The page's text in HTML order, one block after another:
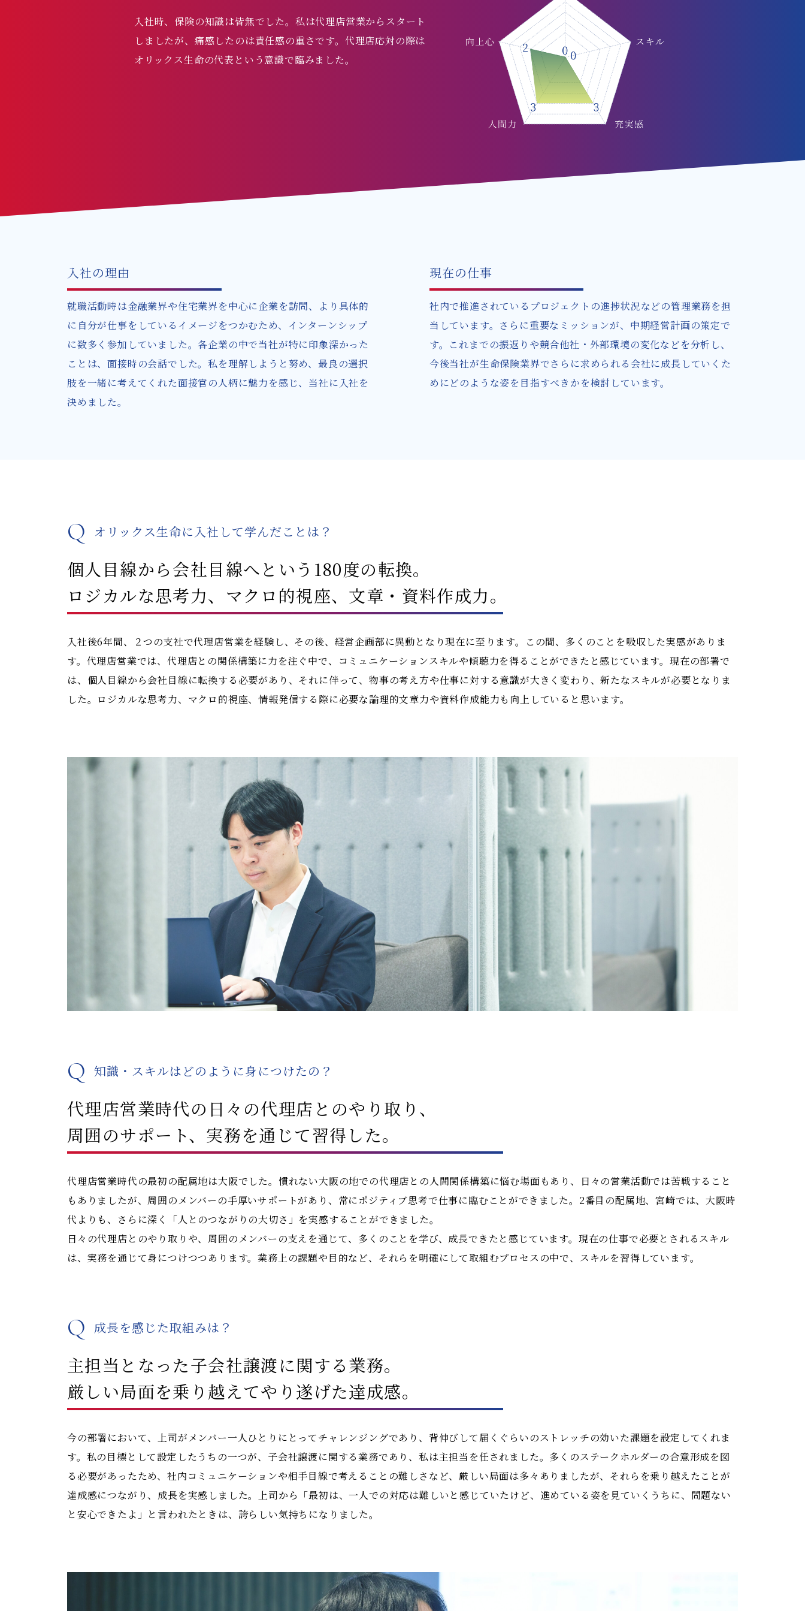
入社時、保険の知識は皆無でした。私は代理店営業からスタート
しましたが、痛感したのは責任感の重さです。代理店応対の際は
オリックス生命の代表という意識で臨みました。
入社の理由
就職活動時は金融業界や住宅業界を中心に企業を訪問、より具体的
に自分が仕事をしているイメージをつかむため、インターンシップ
に数多く参加していました。各企業の中で当社が特に印象深かった
ことは、面接時の会話でした。私を理解しようと努め、最良の選択
肢を一緒に考えてくれた面接官の人柄に魅力を感じ、当社に入社を
決めました。
現在の仕事
社内で推進されているプロジェクトの進捗状況などの管理業務を担
当しています。さらに重要なミッションが、中期経営計画の策定で
す。これまでの振返りや競合他社・外部環境の変化などを分析し、
今後当社が生命保険業界でさらに求められる会社に成長していくた
めにどのような姿を目指すべきかを検討しています。
Q オリックス生命に入社して学んだことは？
個人目線から会社目線へという 180度の転換。
ロジカルな思考力、マクロ的視座、 文章・資料作成力。
入社後6年間、２つの支社で代理店営業を経験し、その後、経営企画部に異動となり現在に至ります。この間、多くのことを吸収した実感がありま
す。代理店営業では、代理店との関係構築に力を注ぐ中で、コミュニケーションスキルや傾聴力を得ることができたと感じています。現在の部署で
は、個人目線から会社目線に転換する必要があり、それに伴って、物事の考え方や仕事に対する意識が大きく変わり、新たなスキルが必要となりま
した。ロジカルな思考力、マクロ的視座、情報発信する際に必要な論理的文章力や資料作成能力も向上していると思います。
Q 知識・スキルはどのように身につけたの？
代理店営業時代の 日々の代理店とのやり取り、
周囲のサポート、 実務を通じて習得した。
代理店営業時代の最初の配属地は大阪でした。慣れない大阪の地での代理店との人間関係構築に悩む場面もあり、日々の営業活動では苦戦すること
もありましたが、周囲のメンバーの手厚いサポートがあり、常にポジティブ思考で仕事に臨むことができました。2番目の配属地、宮崎では、大阪時
代よりも、さらに深く「人とのつながりの大切さ」を実感することができました。
日々の代理店とのやり取りや、周囲のメンバーの支えを通じて、多くのことを学び、成長できたと感じています。現在の仕事で必要とされるスキル
は、実務を通じて身につけつつあります。業務上の課題や目的など、それらを明確にして取組むプロセスの中で、スキルを習得しています。
Q 成長を感じた取組みは？
主担当となった子会社譲渡に関する業務。
厳しい局面を乗り越えてやり遂げた達成感。
今の部署において、上司がメンバー一人ひとりにとってチャレンジングであり、背伸びして届くぐらいのストレッチの効いた課題を設定してくれま
す。私の目標として設定したうちの一つが、子会社譲渡に関する業務であり、私は主担当を任されました。多くのステークホルダーの合意形成を図
る必要があったため、社内コミュニケーションや相手目線で考えることの難しさなど、厳しい局面は多々ありましたが、それらを乗り越えたことが
達成感につながり、成長を実感しました。上司から「最初は、一人での対応は難しいと感じていたけど、進めている姿を見ていくうちに、問題ない
と安心できたよ」と言われたときは、誇らしい気持ちになりました。